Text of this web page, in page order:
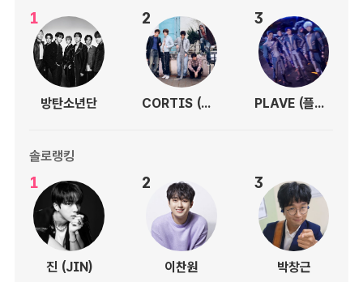
1
방탄소년단
2
CORTIS (코르티스)
3
PLAVE (플레이브)
솔로랭킹
1
진 (JIN)
2
이찬원
3
박창근